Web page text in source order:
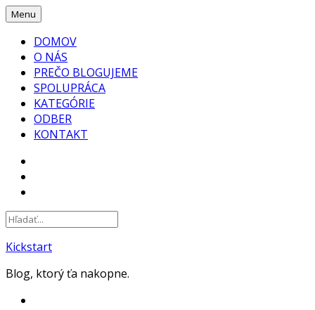
Skip
content
Menu
DOMOV
O NÁS
PREČO BLOGUJEME
SPOLUPRÁCA
KATEGÓRIE
ODBER
KONTAKT
Kickstart
Blog, ktorý ťa nakopne.